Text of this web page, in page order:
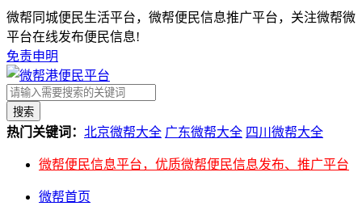
微帮同城便民生活平台，微帮便民信息推广平台，关注微帮微
平台在线发布便民信息!
免责申明
搜索
热门关键词： 北京微帮大全 广东微帮大全 四川微帮大全
微帮便民信息平台，优质微帮便民信息发布、推广平台
微帮首页